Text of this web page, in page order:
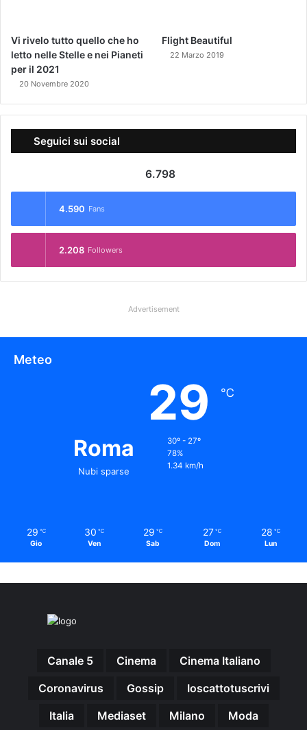
Vi rivelo tutto quello che ho
letto nelle Stelle e nei Pianeti
per il 2021
20 Novembre 2020
Flight Beautiful
22 Marzo 2019
Seguici sui social
6.798
4.590 Fans
2.208 Followers
Advertisement
Meteo
Roma
Nubi sparse
29 ℃
30º - 27º
78%
1.34 km/h
29 ℃
Gio
30 ℃
Ven
29 ℃
Sab
27 ℃
Dom
28 ℃
Lun
Canale 5 Cinema
Cinema Italiano
Coronavirus
Gossip
Ioscattotuscrivi
Italia
Mediaset Milano
Moda